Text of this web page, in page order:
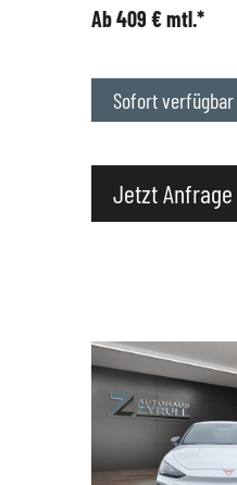
VW
SKODA Service
Unternehmen
Wir kaufen Dein
Impressum
Ab 409 € mtl.*
Sofort
Jetzt